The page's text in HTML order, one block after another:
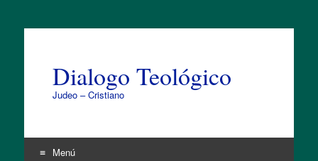
Dialogo Teológico
Judeo – Cristiano
Menú